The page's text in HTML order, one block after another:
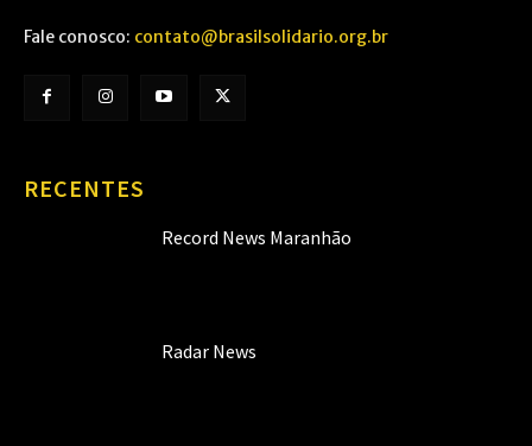
Fale conosco: contato@brasilsolidario.org.br
RECENTES
Record News Maranhão
Radar News